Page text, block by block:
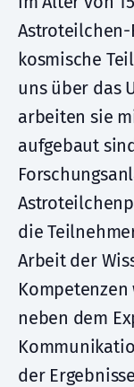
Astroteilchen-
kosmische
uns über das
arbeiten sie
aufgebaut
die
Arbeit der
neben dem
der